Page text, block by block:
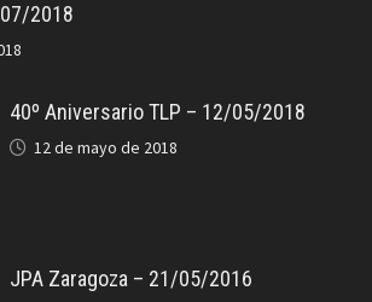
2018
40º Aniversario TLP – 12/05/2018
12 de mayo de 2018
JPA Zaragoza – 21/05/2016